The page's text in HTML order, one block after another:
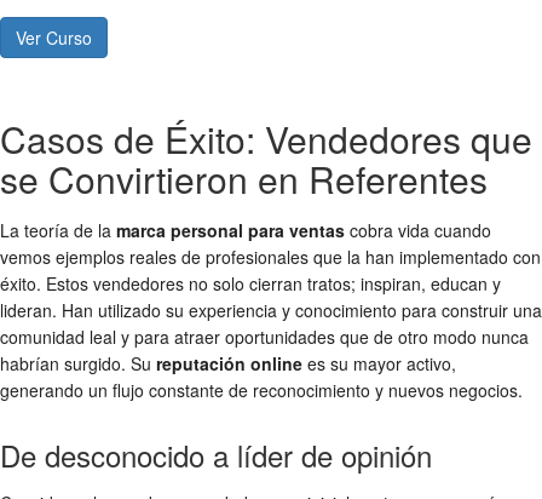
Ver Curso
Casos de Éxito: Vendedores que
se Convirtieron en Referentes
La teoría de la marca personal para ventas cobra vida cuando
vemos ejemplos reales de profesionales que la han implementado con
éxito. Estos vendedores no solo cierran tratos; inspiran, educan y
lideran. Han utilizado su experiencia y conocimiento para construir una
comunidad leal y para atraer oportunidades que de otro modo nunca
habrían surgido. Su reputación online es su mayor activo,
generando un flujo constante de reconocimiento y nuevos negocios.
De desconocido a líder de opinión